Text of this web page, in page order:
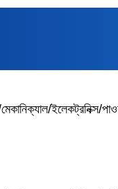
ইলেকট্রনিক্স/